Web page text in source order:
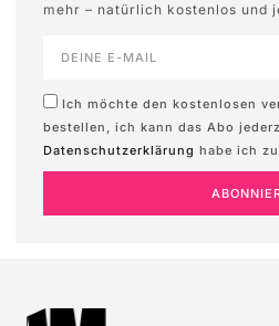
mehr – natürlich kostenlos und
Ich möchte den kostenlosen
bestellen, ich kann das Abo
Datenschutzerklärung habe ich